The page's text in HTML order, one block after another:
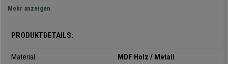
eignet. Gefertigt aus hochwertigem MDF bietet der Tisch eine stabile und
bleibt.
Mehr anzeigen
PRODUKTDETAILS:
Material
MDF Holz / Metall